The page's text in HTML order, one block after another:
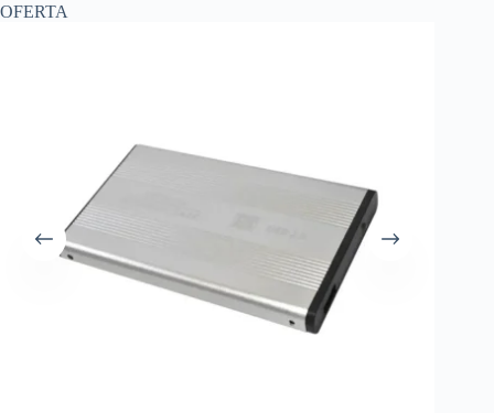
OFERTA